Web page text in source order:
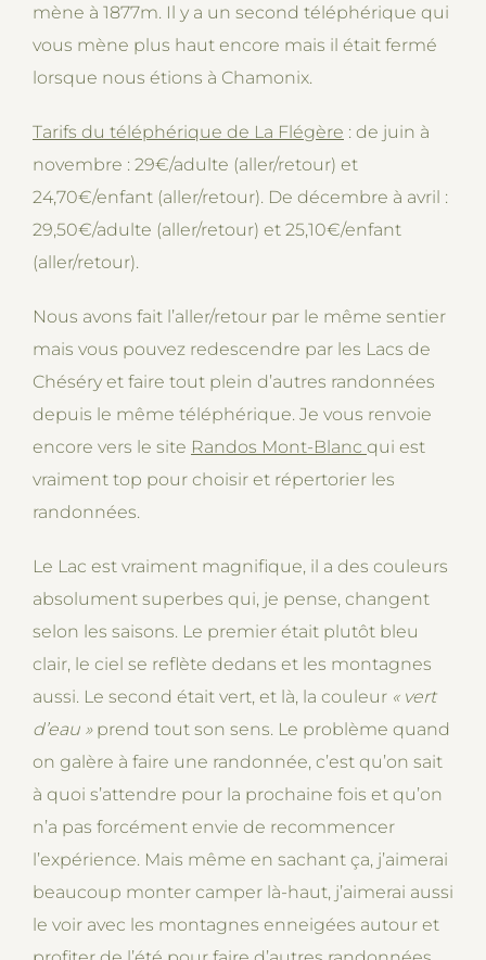
mène à 1877m. Il y a un second téléphérique qui
vous mène plus haut encore mais il était fermé
lorsque nous étions à Chamonix.
Tarifs du téléphérique de La Flégère : de juin à
novembre : 29€/adulte (aller/retour) et
24,70€/enfant (aller/retour). De décembre à avril :
29,50€/adulte (aller/retour) et 25,10€/enfant
(aller/retour).
Nous avons fait l’aller/retour par le même sentier
mais vous pouvez redescendre par les Lacs de
Chéséry et faire tout plein d’autres randonnées
depuis le même téléphérique. Je vous renvoie
encore vers le site Randos Mont-Blanc qui est
vraiment top pour choisir et répertorier les
randonnées.
Le Lac est vraiment magnifique, il a des couleurs
absolument superbes qui, je pense, changent
selon les saisons. Le premier était plutôt bleu
clair, le ciel se reflète dedans et les montagnes
aussi. Le second était vert, et là, la couleur « vert
d’eau »prend tout son sens. Le problème quand
on galère à faire une randonnée, c’est qu’on sait
à quoi s’attendre pour la prochaine fois et qu’on
n’a pas forcément envie de recommencer
l’expérience. Mais même en sachant ça, j’aimerai
beaucoup monter camper là-haut, j’aimerai aussi
le voir avec les montagnes enneigées autour et